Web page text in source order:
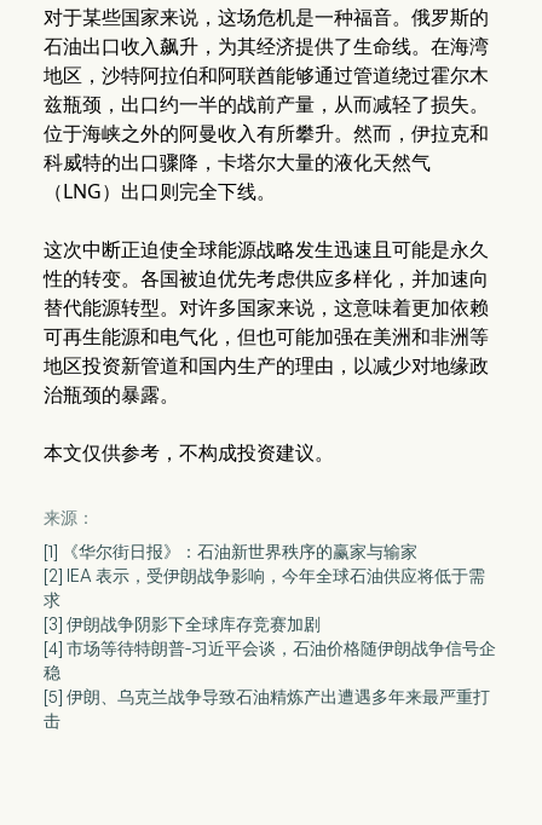
对于某些国家来说，这场危机是一种福音。俄罗斯的
石油出口收入飙升，为其经济提供了生命线。在海湾
地区，沙特阿拉伯和阿联酋能够通过管道绕过霍尔木
兹瓶颈，出口约一半的战前产量，从而减轻了损失。
位于海峡之外的阿曼收入有所攀升。然而，伊拉克和
科威特的出口骤降，卡塔尔大量的液化天然气
（LNG）出口则完全下线。
这次中断正迫使全球能源战略发生迅速且可能是永久
性的转变。各国被迫优先考虑供应多样化，并加速向
替代能源转型。对许多国家来说，这意味着更加依赖
可再生能源和电气化，但也可能加强在美洲和非洲等
地区投资新管道和国内生产的理由，以减少对地缘政
治瓶颈的暴露。
本文仅供参考，不构成投资建议。
来源：
[1] 《华尔街日报》：石油新世界秩序的赢家与输家
[2] IEA 表示，受伊朗战争影响，今年全球石油供应将低于需
求
[3] 伊朗战争阴影下全球库存竞赛加剧
[4] 市场等待特朗普-习近平会谈，石油价格随伊朗战争信号企
稳
[5] 伊朗、乌克兰战争导致石油精炼产出遭遇多年来最严重打
击